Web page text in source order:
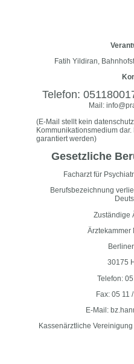
Fatih Yildiran,
Telefon:
Mail:
(E-Mail stellt kein
Kommunikationsmedium
garantiert werden)
Gesetzliche
Facharzt für
Berufsbezeichnung
Zuständige
Ärztekammer
30175
Telefon:
Fax: 05 11
E-Mail:
Kassenärztliche